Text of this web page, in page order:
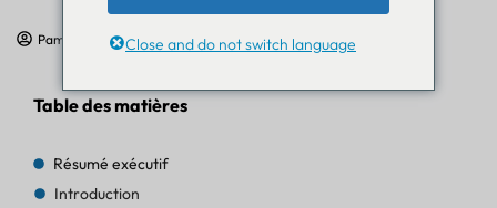
Pam Luthra 25 novembre 2024 Études de cas IoT
Table des matières
Résumé exécutif
Introduction
Close and do not switch language